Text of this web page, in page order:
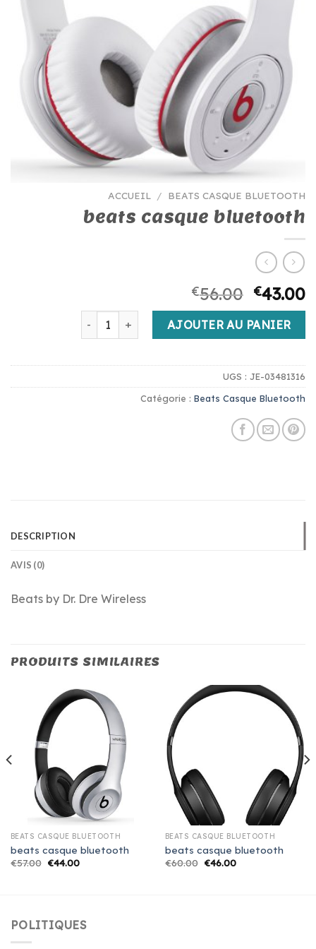
ACCUEIL / BEATS CASQUE BLUETOOTH
beats casque bluetooth
€56.00 €43.00
quantité de beats casque bluetooth
AJOUTER AU PANIER
UGS : JE-03481316
Catégorie : Beats Casque Bluetooth
DESCRIPTION
AVIS (0)
Beats by Dr. Dre Wireless
PRODUITS SIMILAIRES
BEATS CASQUE BLUETOOTH
beats casque bluetooth
€57.00 €44.00
BEATS CASQUE BLUETOOTH
beats casque bluetooth
€60.00 €46.00
POLITIQUES